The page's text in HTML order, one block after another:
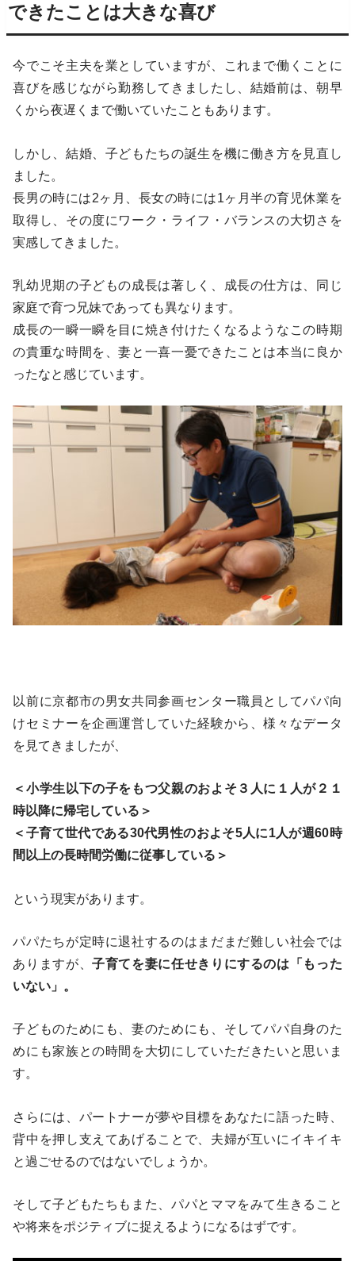
できたことは大きな喜び
今でこそ主夫を業としていますが、これまで働くことに
喜びを感じながら勤務してきましたし、結婚前は、朝早
くから夜遅くまで働いていたこともあります。
しかし、結婚、子どもたちの誕生を機に働き方を見直し
ました。
長男の時には2ヶ月、長女の時には1ヶ月半の育児休業を
取得し、その度にワーク・ライフ・バランスの大切さを
実感してきました。
乳幼児期の子どもの成長は著しく、成長の仕方は、同じ
家庭で育つ兄妹であっても異なります。
成長の一瞬一瞬を目に焼き付けたくなるようなこの時期
の貴重な時間を、妻と一喜一憂できたことは本当に良か
ったなと感じています。
以前に京都市の男女共同参画センター職員としてパパ向
けセミナーを企画運営していた経験から、様々なデータ
を見てきましたが、
＜小学生以下の子をもつ父親のおよそ３人に１人が２１
時以降に帰宅している＞
＜子育て世代である30代男性のおよそ5人に1人が週60時
間以上の長時間労働に従事している＞
という現実があります。
パパたちが定時に退社するのはまだまだ難しい社会では
ありますが、子育てを妻に任せきりにするのは「もった
いない」。
子どものためにも、妻のためにも、そしてパパ自身のた
めにも家族との時間を大切にしていただきたいと思いま
す。
さらには、パートナーが夢や目標をあなたに語った時、
背中を押し支えてあげることで、夫婦が互いにイキイキ
と過ごせるのではないでしょうか。
そして子どもたちもまた、パパとママをみて生きること
や将来をポジティブに捉えるようになるはずです。